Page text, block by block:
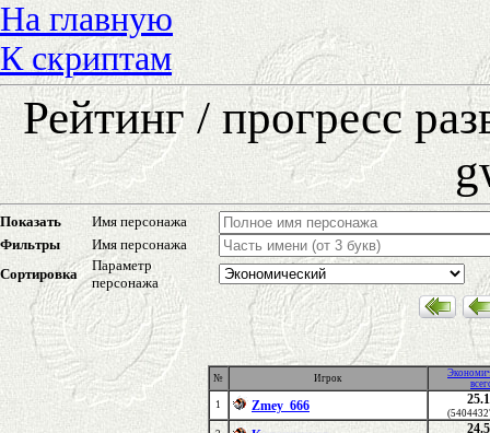
На главную
К скриптам
Рейтинг / прогресс
Показать
Имя персонажа
Фильтры
Имя персонажа
Сортировка
Параметр
персонажа
№ Игрок
1
Zmey_666